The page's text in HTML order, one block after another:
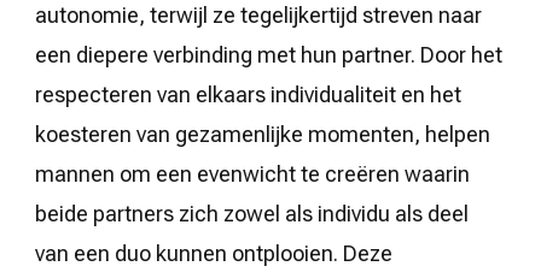
autonomie, terwijl ze tegelijkertijd streven naar
een diepere verbinding met hun partner. Door het
respecteren van elkaars individualiteit en het
koesteren van gezamenlijke momenten, helpen
mannen om een evenwicht te creëren waarin
beide partners zich zowel als individu als deel
van een duo kunnen ontplooien. Deze